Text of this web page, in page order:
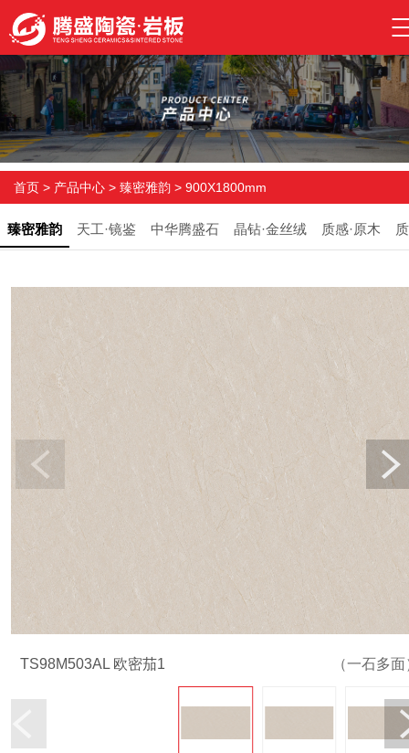
首页 > 产品中心 > 臻密雅韵 > 900X1800mm
臻密雅韵 天工·镜鉴 中华腾盛石 晶钻·金丝绒 质感·原木
TS98M503AL 欧密茄1 （一石多